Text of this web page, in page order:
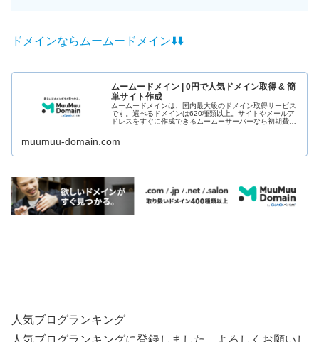
ドメインならムームードメイン⬇️⬇️
ムームードメイン | 0円で人気ドメイン取得 & 簡
単サイト作成
ムームードメインは、国内最大級のドメイン取得サービス
です。選べるドメインは620種類以上。サイトやメールア
ドレスをすぐに作成できるムームーサーバーなら初期費用
muumuu-domain.com
人気ブログランキング
人気ブログランキングに登録しました。よろしくお願いし